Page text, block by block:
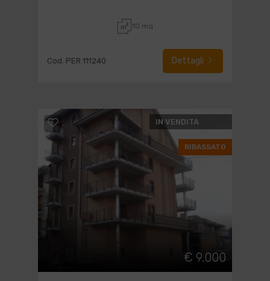
10 mq
Cod. PER 111240 Dettagli
IN VENDITA
RIBASSATO
€ 9.000